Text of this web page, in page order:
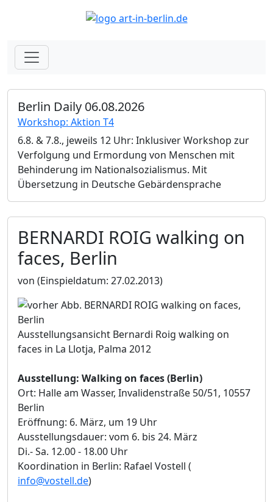
Berlin Daily 06.08.2026
Workshop: Aktion T4
6.8. & 7.8., jeweils 12 Uhr: Inklusiver Workshop zur
Verfolgung und Ermordung von Menschen mit
Behinderung im Nationalsozialismus. Mit
Übersetzung in Deutsche Gebärdensprache
BERNARDI ROIG walking on
faces, Berlin
von (Einspieldatum: 27.02.2013)
Ausstellungsansicht Bernardi Roig walking on
faces in La Llotja, Palma 2012
Ausstellung: Walking on faces (Berlin)
Ort: Halle am Wasser, Invalidenstraße 50/51, 10557
Berlin
Eröffnung: 6. März, um 19 Uhr
Ausstellungsdauer: vom 6. bis 24. März
Di.- Sa. 12.00 - 18.00 Uhr
Koordination in Berlin: Rafael Vostell (
info@vostell.de)